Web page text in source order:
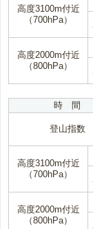
高度3100m付近
（700hPa）
高度2000m付近
（800hPa）
時 間
登山指数
高度3100m付近
（700hPa）
高度2000m付近
（800hPa）